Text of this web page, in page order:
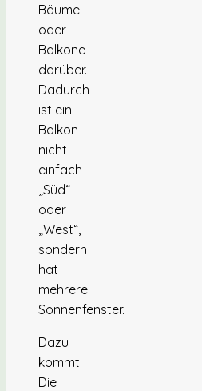
Bäume
oder
Balkone
darüber.
Dadurch
ist ein
Balkon
nicht
einfach
„Süd“
oder
„West“,
sondern
hat
mehrere
Sonnenfenster.
Dazu
kommt:
Die